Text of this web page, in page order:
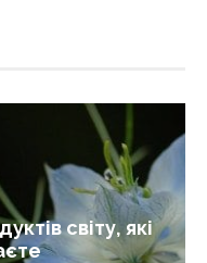
світу, які